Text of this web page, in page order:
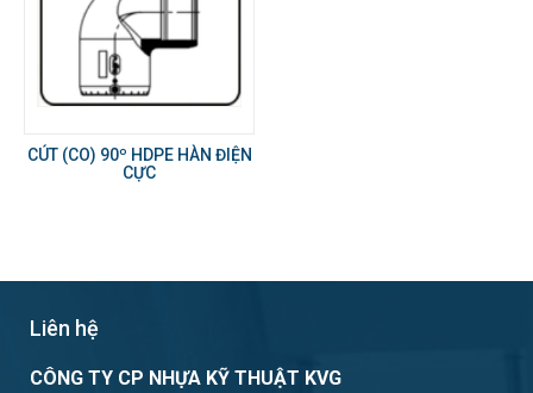
CÚT (CO) 90º HDPE HÀN ĐIỆN
CỰC
Liên hệ
CÔNG TY CP NHỰA KỸ THUẬT KVG